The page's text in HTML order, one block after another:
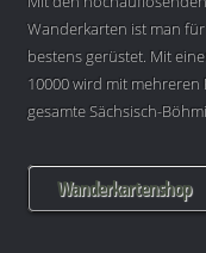
Wanderkarten ist man
bestens gerüstet. Mit
10000 wird mit mehreren
gesamte Sächsisch-
Wanderkartenshop